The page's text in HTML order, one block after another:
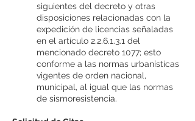
siguientes del decreto y otras
disposiciones relacionadas con la
expedición de licencias señaladas
en el artículo 2.2.6.1.3.1 del
mencionado decreto 1077; esto
conforme a las normas urbanísticas
vigentes de orden nacional,
municipal, al igual que las normas
de sismoresistencia.